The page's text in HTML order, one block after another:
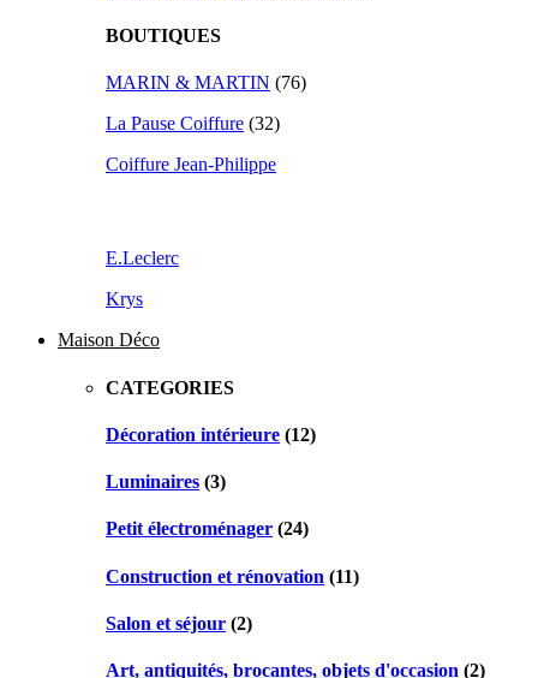
BOUTIQUES
MARIN & MARTIN (76)
La Pause Coiffure (32)
Coiffure Jean-Philippe
E.Leclerc
Krys
Maison Déco
CATEGORIES
Décoration intérieure (12)
Luminaires (3)
Petit électroménager (24)
Construction et rénovation (11)
Salon et séjour (2)
Art, antiquités, brocantes, objets d'occasion (2)